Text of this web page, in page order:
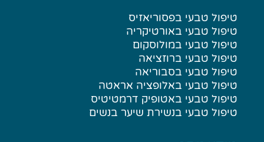
טיפול טבעי בפסוריאזיס
טיפול טבעי באורטיקריה
טיפול טבעי במולוסקום
טיפול טבעי ברוזציאה
טיפול טבעי בסבוריאה
טיפול טבעי באלופציה אראטה
טיפול טבעי באטופיק דרמטיטיס
טיפול טבעי בנשירת שיער בנשים